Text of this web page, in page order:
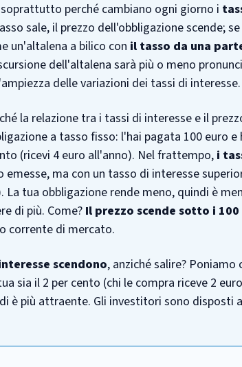
perché cambiano ogni giorno i
sale, il prezzo dell'obbligazione scende;
un'altalena a bilico con il tasso da una
dell'altalena sarà più o meno
delle variazioni dei tassi di interesse.
la relazione tra i tassi di interesse e il
a tasso fisso: l'hai pagata 100 euro
(ricevi 4 euro all'anno). Nel frattempo, i
ma con un tasso di interesse
La tua obbligazione rende meno, quindi è
di più. Come? Il prezzo scende sotto i
corrente di mercato.
scendono, anziché salire?
sia il 2 per cento (chi le compra riceve 2
è più attraente. Gli investitori sono disposti